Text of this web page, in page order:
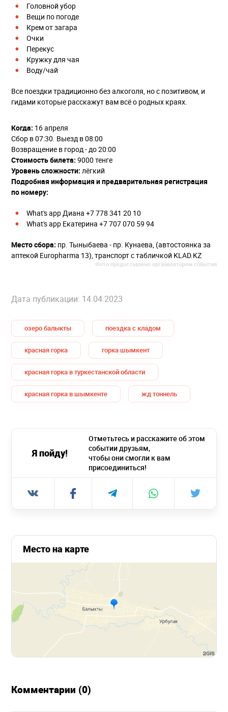
Головной убор
Вещи по погоде
Крем от загара
Очки
Перекус
Кружку для чая
Воду/чай
Все поездки традиционно без алкоголя, но с позитивом, и
гидами которые расскажут вам всё о родных краях.
Когда: 16 апреля
Сбор в 07:30. Выезд в 08:00
Возвращение в город - до 20:00
Стоимость билета: 9000 тенге
Уровень сложности: лёгкий
Подробная информация и предварительная регистрация
по номеру:
What's app Диана +7 778 341 20 10
What's app Екатерина +7 707 070 59 94
Место сбора: пр. Тыныбаева - пр. Кунаева, (автостоянка за
аптекой Europharma 13), транспорт с табличкой KLAD.KZ
Фото предоставлено организатором события
Дата публикации: 14.04.2023
озеро балыкты поездка с кладом
красная горка горка шымкент
красная горка в туркестанской области
красная горка в шымкенте жд тоннель
Я пойду!
Отметьтесь и расскажите об этом
событии друзьям,
чтобы они смогли к вам
присоединиться!
Место на карте
Комментарии (0)